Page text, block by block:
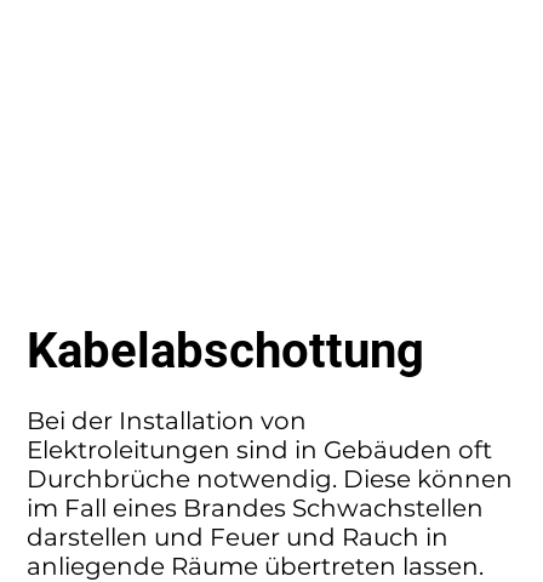
Kabelabschottung
Bei der Installation von
Elektroleitungen sind in Gebäuden oft
Durchbrüche notwendig. Diese können
im Fall eines Brandes Schwachstellen
darstellen und Feuer und Rauch in
anliegende Räume übertreten lassen.